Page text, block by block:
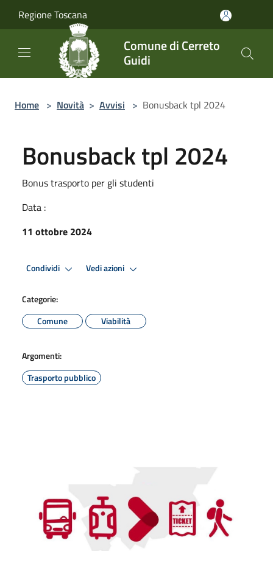
Regione Toscana
Comune di Cerreto
Guidi
Home > Novità > Avvisi > Bonusback tpl 2024
Bonusback tpl 2024
Bonus trasporto per gli studenti
Data :
11 ottobre 2024
Condividi Vedi azioni
Categorie:
Comune
Viabilità
Argomenti:
Trasporto pubblico